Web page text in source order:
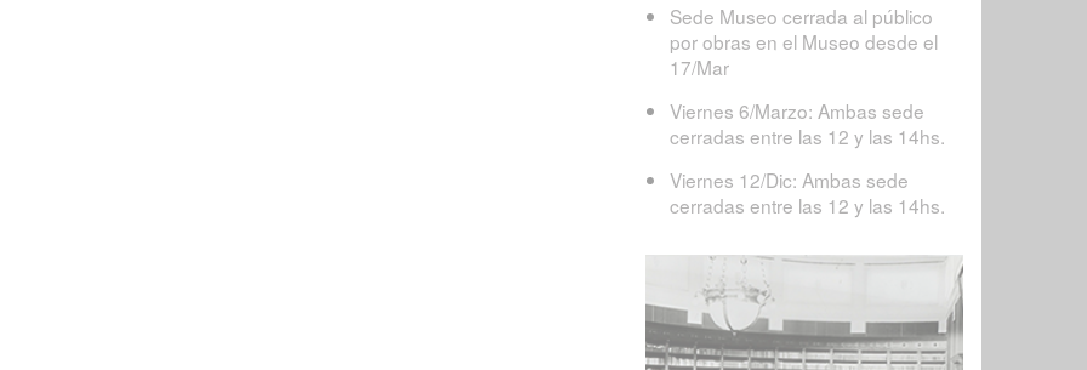
Sede Museo cerrada al público
por obras en el Museo desde el
17/Mar
Viernes 6/Marzo: Ambas sede
cerradas entre las 12 y las 14hs.
Viernes 12/Dic: Ambas sede
cerradas entre las 12 y las 14hs.